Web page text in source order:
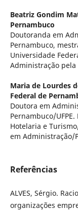
Beatriz Gondim
Pernambuco
Doutoranda em
Pernambuco,
Universidade
Administração pela
Maria de Lourdes
Federal de
Doutora em
Pernambuco/
Hotelaria e
em Administração/
Referências
ALVES, Sérgio.
organizações